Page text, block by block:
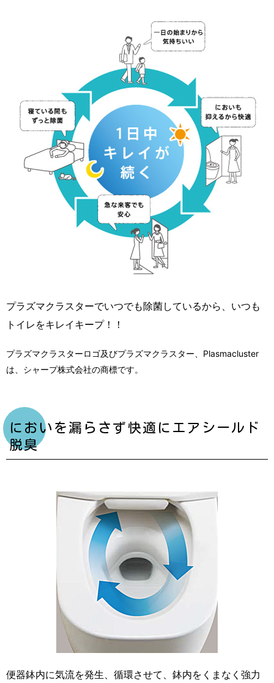
プラズマクラスターでいつでも除菌しているから、いつも
トイレをキレイキープ！！
プラズマクラスターロゴ及びプラズマクラスター、Plasmacluster
は、シャープ株式会社の商標です。
においを漏らさず快適にエアシールド
脱臭
便器鉢内に気流を発生、循環させて、鉢内をくまなく強力